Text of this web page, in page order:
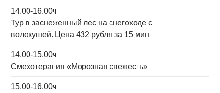
14.00-16.00ч
Тур в заснеженный лес на снегоходе с
волокушей. Цена 432 рубля за 15 мин
14.00-15.00ч
Смехотерапия «Морозная свежесть»
15.00-16.00ч